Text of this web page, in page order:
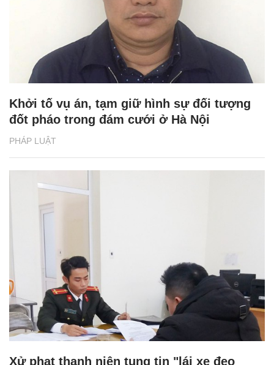
PHÁP LUẬT
Khởi tố vụ án, tạm giữ hình sự đối tượng
đốt pháo trong đám cưới ở Hà Nội
Xử phạt thanh niên tung tin "lái xe đeo